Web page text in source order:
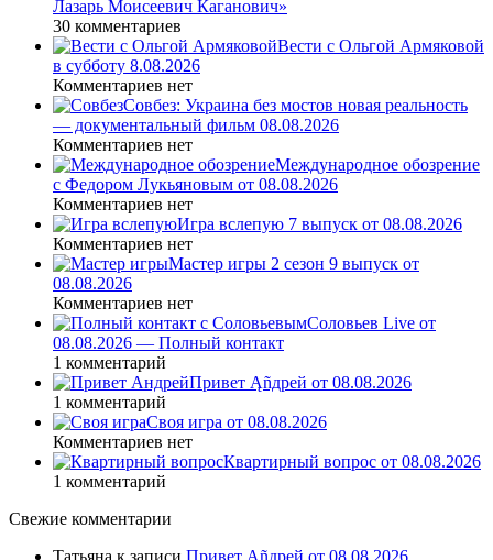
Лазарь Моисеевич Каганович»
30 комментариев
Вести с Ольгой Армяковой
в субботу 8.08.2026
Комментариев нет
Совбез: Украина без мостов новая реальность
— документальный фильм 08.08.2026
Комментариев нет
Международное обозрение
с Федором Лукьяновым от 08.08.2026
Комментариев нет
Игра вслепую 7 выпуск от 08.08.2026
Комментариев нет
Мастер игры 2 сезон 9 выпуск от
08.08.2026
Комментариев нет
Соловьев Live от
08.08.2026 — Полный контакт
1 комментарий
Привет Ąñдpей от 08.08.2026
1 комментарий
Своя игра от 08.08.2026
Комментариев нет
Квартирный вопрос от 08.08.2026
1 комментарий
Свежие комментарии